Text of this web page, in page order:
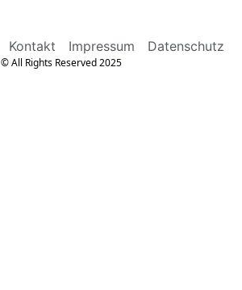
Kontakt Impressum Datenschutz
© All Rights Reserved 2025